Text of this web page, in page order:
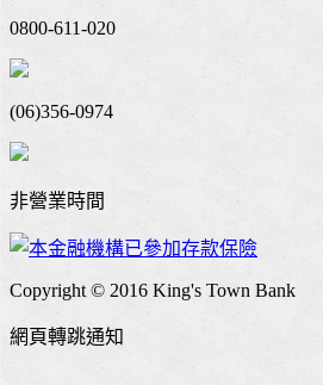
0800-611-020
(06)356-0974
非營業時間
Copyright © 2016 King's Town Bank
網頁轉跳通知